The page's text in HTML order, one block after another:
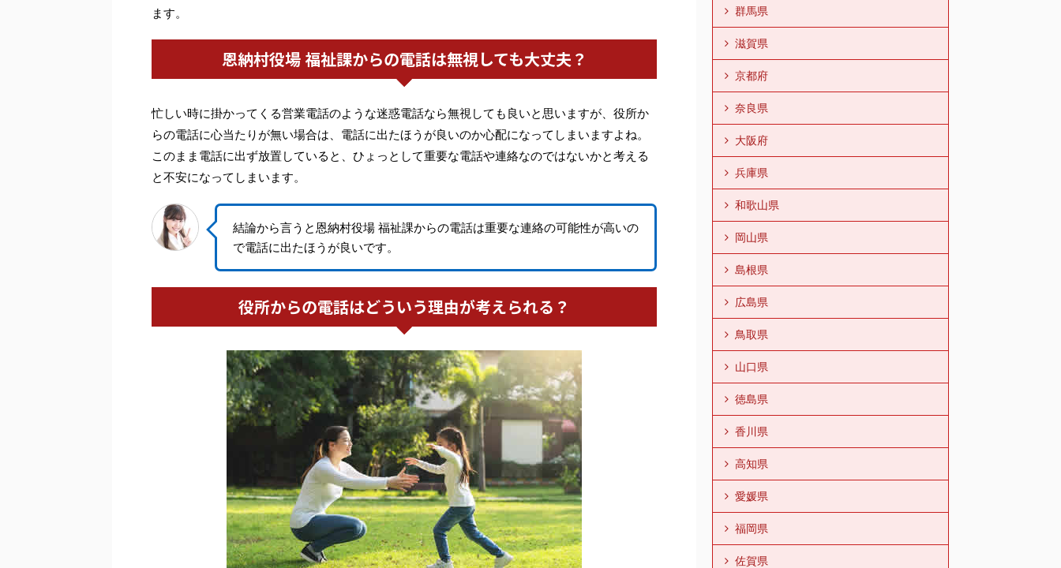
ます。
恩納村役場 福祉課からの電話は無視しても大丈夫？
忙しい時に掛かってくる営業電話のような迷惑電話なら無視しても良いと思いますが、役所か
らの電話に心当たりが無い場合は、電話に出たほうが良いのか心配になってしまいますよね。
このまま電話に出ず放置していると、ひょっとして重要な電話や連絡なのではないかと考える
と不安になってしまいます。
結論から言うと恩納村役場 福祉課からの電話は重要な連絡の可能性が高いの
で電話に出たほうが良いです。
役所からの電話はどういう理由が考えられる？
群馬県
滋賀県
京都府
奈良県
大阪府
兵庫県
和歌山県
岡山県
島根県
広島県
鳥取県
山口県
徳島県
香川県
高知県
愛媛県
福岡県
佐賀県